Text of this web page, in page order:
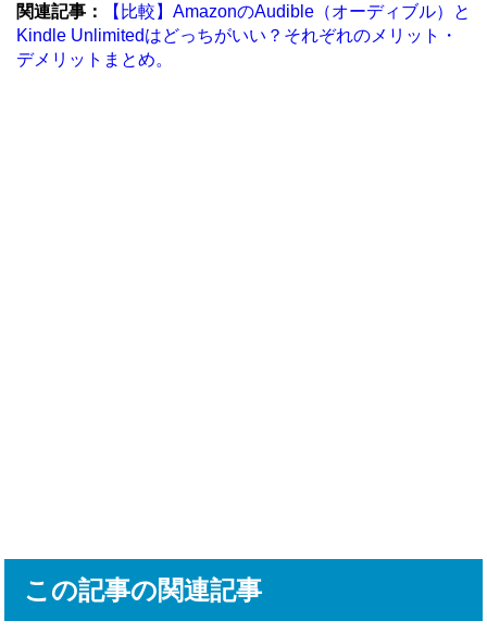
関連記事：
【比較】AmazonのAudible（オーディブル）と
Kindle Unlimitedはどっちがいい？それぞれのメリット・
デメリットまとめ。
この記事の関連記事